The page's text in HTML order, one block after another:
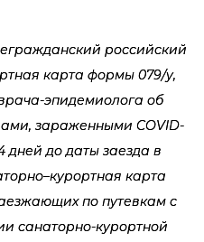
российский
карта формы 079/у,
эпидемиолога об
зараженными COVID-
дней до даты заезда в
карта
по путевкам с
санаторно-курортной